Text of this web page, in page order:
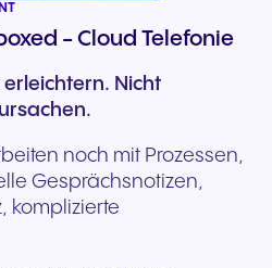
- Cloud Telefonie
Nicht
noch mit Prozessen,
Gesprächsnotizen,
komplizierte